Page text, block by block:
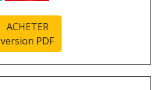
ACHETER
version PDF